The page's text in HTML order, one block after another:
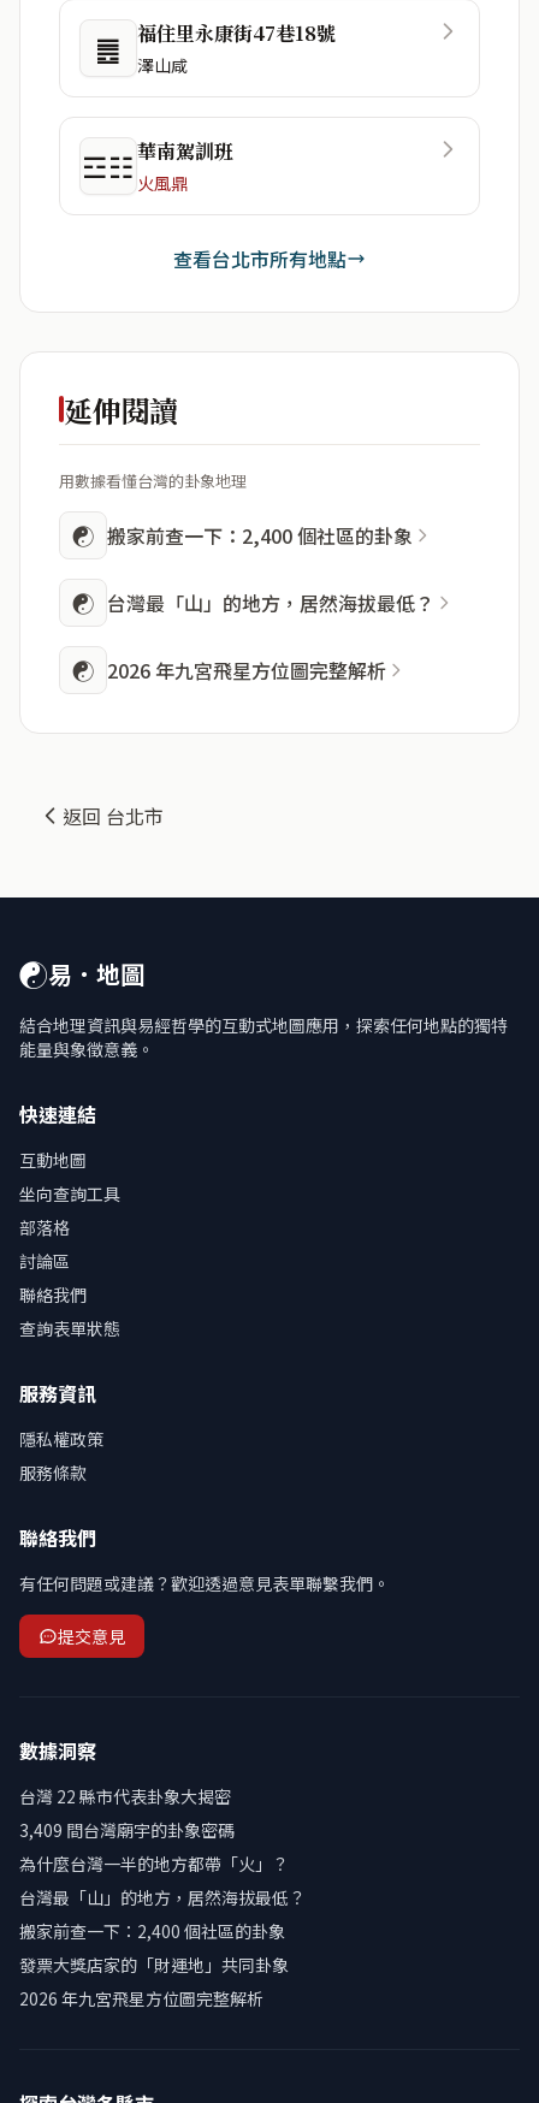
䷌ 福住里永康街47巷18號
澤山咸
☲☷華南駕訓班
火風鼎
查看台北市所有地點
延伸閱讀
用數據看懂台灣的卦象地理
☯ 搬家前查一下：2,400 個社區的卦象
☯ 台灣最「山」的地方，居然海拔最低？
☯ 2026 年九宮飛星方位圖完整解析
返回 台北市
☯易．地圖
結合地理資訊與易經哲學的互動式地圖應用，探索任何地點的獨特
能量與象徵意義。
快速連結
互動地圖
坐向查詢工具
部落格
討論區
聯絡我們
查詢表單狀態
服務資訊
隱私權政策
服務條款
聯絡我們
有任何問題或建議？歡迎透過意見表單聯繫我們。
提交意見
數據洞察
台灣 22 縣市代表卦象大揭密
3,409 間台灣廟宇的卦象密碼
為什麼台灣一半的地方都帶「火」？
台灣最「山」的地方，居然海拔最低？
搬家前查一下：2,400 個社區的卦象
發票大獎店家的「財運地」共同卦象
2026 年九宮飛星方位圖完整解析